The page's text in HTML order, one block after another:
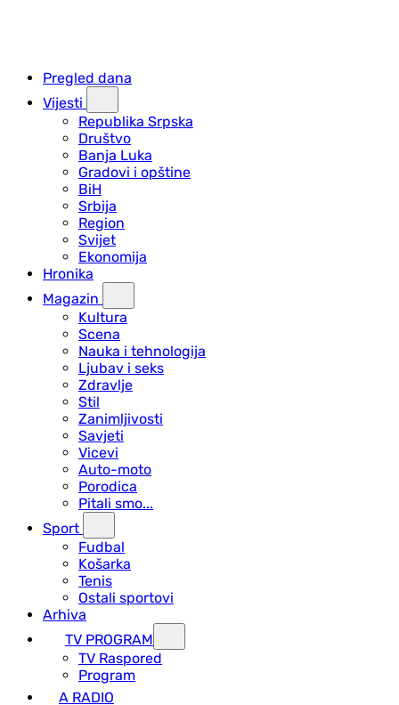
Pregled dana
Vijesti
Republika Srpska
Društvo
Banja Luka
Gradovi i opštine
BiH
Srbija
Region
Svijet
Ekonomija
Hronika
Magazin
Kultura
Scena
Nauka i tehnologija
Ljubav i seks
Zdravlje
Stil
Zanimljivosti
Savjeti
Vicevi
Auto-moto
Porodica
Pitali smo...
Sport
Fudbal
Košarka
Tenis
Ostali sportovi
Arhiva
TV PROGRAM
ТV Raspored
Program
A RADIO